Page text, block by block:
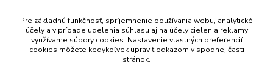
+421 908 700 612
po-pia: 8.00 - 16.00
business@jtf.sk
Pre základnú funkčnosť, spríjemnenie používania webu, analytické
účely a v prípade udelenia súhlasu aj na účely cielenia reklamy
využívame súbory cookies. Nastavenie vlastných preferencií
cookies môžete kedykoľvek upraviť odkazom v spodnej časti
stránok.